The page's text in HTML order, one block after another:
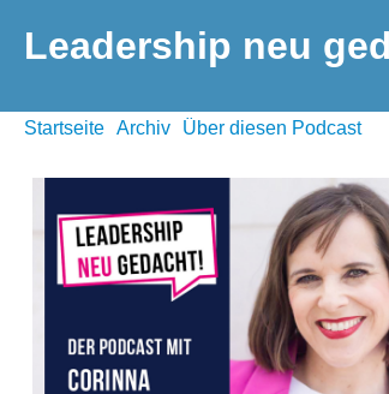
Leadership neu
Startseite Archiv Über diesen Podcast